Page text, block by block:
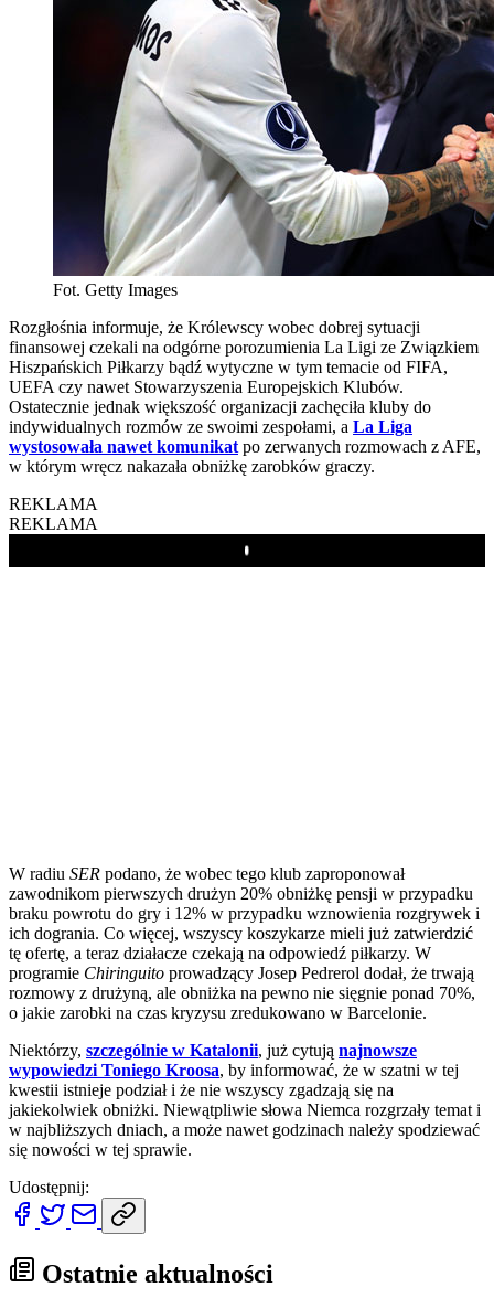
Fot. Getty Images
Rozgłośnia informuje, że Królewscy wobec dobrej sytuacji
finansowej czekali na odgórne porozumienia La Ligi ze Związkiem
Hiszpańskich Piłkarzy bądź wytyczne w tym temacie od FIFA,
UEFA czy nawet Stowarzyszenia Europejskich Klubów.
Ostatecznie jednak większość organizacji zachęciła kluby do
indywidualnych rozmów ze swoimi zespołami, a La Liga
wystosowała nawet komunikat po zerwanych rozmowach z AFE,
w którym wręcz nakazała obniżkę zarobków graczy.
REKLAMA
REKLAMA
Play
W radiu SER podano, że wobec tego klub zaproponował
zawodnikom pierwszych drużyn 20% obniżkę pensji w przypadku
braku powrotu do gry i 12% w przypadku wznowienia rozgrywek i
ich dogrania. Co więcej, wszyscy koszykarze mieli już zatwierdzić
tę ofertę, a teraz działacze czekają na odpowiedź piłkarzy. W
programie Chiringuito prowadzący Josep Pedrerol dodał, że trwają
rozmowy z drużyną, ale obniżka na pewno nie sięgnie ponad 70%,
o jakie zarobki na czas kryzysu zredukowano w Barcelonie.
Niektórzy, szczególnie w Katalonii, już cytują najnowsze
wypowiedzi Toniego Kroosa, by informować, że w szatni w tej
kwestii istnieje podział i że nie wszyscy zgadzają się na
jakiekolwiek obniżki. Niewątpliwie słowa Niemca rozgrzały temat i
w najbliższych dniach, a może nawet godzinach należy spodziewać
się nowości w tej sprawie.
Udostępnij:
Ostatnie aktualności